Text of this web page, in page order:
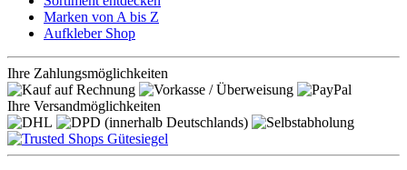
Marken von A bis Z
Aufkleber Shop
Ihre Zahlungsmöglichkeiten
Ihre Versandmöglichkeiten